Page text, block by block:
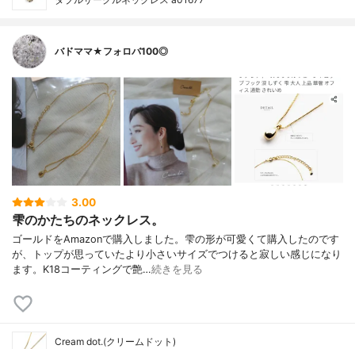
バドママ★フォロバ100◎
3.00
雫のかたちのネックレス。
ゴールドをAmazonで購入しました。雫の形が可愛くて購入したのです
が、トップが思っていたより小さいサイズでつけると寂しい感じになり
ます。K18コーティングで艶…続きを見る
Cream dot.(クリームドット)